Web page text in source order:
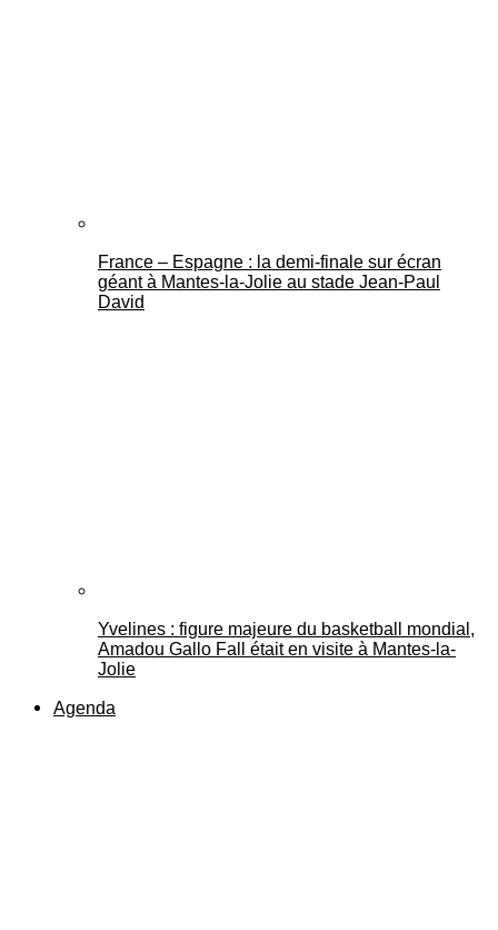
France – Espagne : la demi-finale sur écran
géant à Mantes-la-Jolie au stade Jean-Paul
David
Yvelines : figure majeure du basketball mondial,
Amadou Gallo Fall était en visite à Mantes-la-
Jolie
Agenda